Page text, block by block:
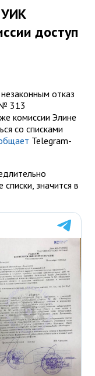
УИК
доступ
отказ
№ 313
комиссии Элине
со списками
Telegram-
значится в